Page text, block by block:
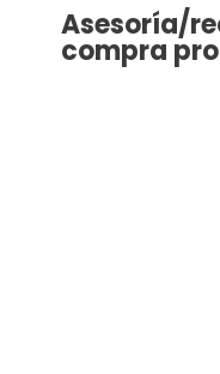
Asesoría/
compra